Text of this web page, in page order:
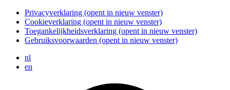
Privacyverklaring (opent in nieuw venster)
Cookieverklaring (opent in nieuw venster)
Toegankelijkheidsverklaring (opent in nieuw venster)
Gebruiksvoorwaarden (opent in nieuw venster)
nl
en